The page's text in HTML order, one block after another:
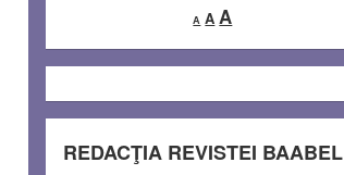
A
Decrease
font
A Reset
AIncrease
font
REDACŢIA REVISTEI BAABEL